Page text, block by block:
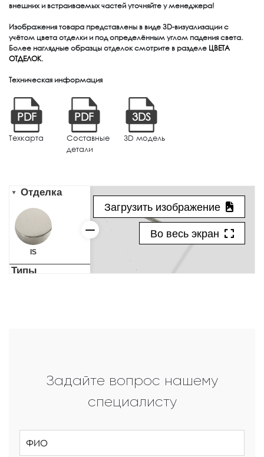
внешних и встраиваемых частей уточняйте у менеджера!
Изображения товара представлены в виде 3D-визуализации с
учётом цвета отделки и под определённым углом падения света.
Более наглядные образцы отделок смотрите в разделе ЦВЕТА
ОТДЕЛОК.
Техническая информация
PDF
Техкарта
PDF
Составные
детали
3DS
3D модель
Задайте вопрос нашему
специалисту